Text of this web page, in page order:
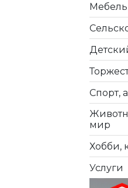
Спорт,
мир
Хобби,
Услуги